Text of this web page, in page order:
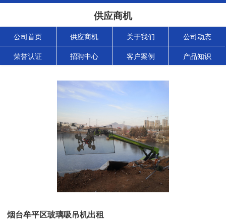
供应商机
公司首页 供应商机 关于我们 公司动态
荣誉认证 招聘中心 客户案例 产品知识
烟台牟平区玻璃吸吊机出租